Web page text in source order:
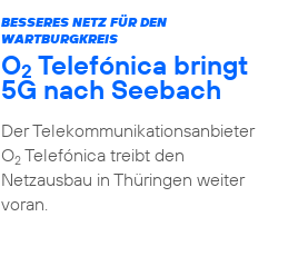
BESSERES NETZ FÜR DEN
WARTBURGKREIS
O2 Telefónica bringt
5G nach Seebach
Der Telekommunikationsanbieter
O2Telefónica treibt den
Netzausbau in Thüringen weiter
voran.